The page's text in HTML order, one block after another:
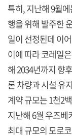
특히, 지난해 9월
행을 위해 발주한
일이 선정된데 이
이에 따라 코레일
해 2034년까지 향
론 차량과 시설 유
계약 규모는 1천2
지난해 6월 우즈베
최대 규모의 모로